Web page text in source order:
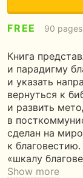
FREE 90 pages
Книга
и парадигму
и указать
вернуться к
и развить
в
сделан на
к
«шкалу
Show more